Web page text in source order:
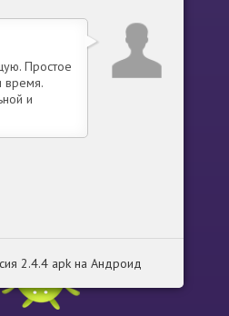
Простое
время.
и
2.4.4 apk на Андроид